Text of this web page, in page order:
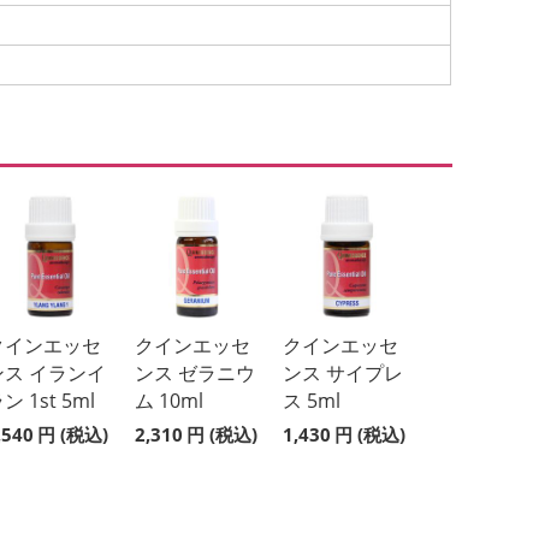
インエッセ
ス イランイ
ン 1st 5ml
円 (税込)
クインエッセ
ンス ゼラニウ
ム 10ml
2,310 円 (税込)
クインエッセ
ンス サイプレ
ス 5ml
1,430 円 (税込)